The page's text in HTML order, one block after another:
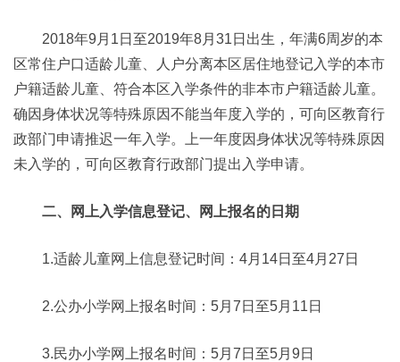
2018年9月1日至2019年8月31日出生，年满6周岁的本
区常住户口适龄儿童、人户分离本区居住地登记入学的本市
户籍适龄儿童、符合本区入学条件的非本市户籍适龄儿童。
确因身体状况等特殊原因不能当年度入学的，可向区教育行
政部门申请推迟一年入学。上一年度因身体状况等特殊原因
未入学的，可向区教育行政部门提出入学申请。
二、网上入学信息登记、网上报名的日期
1.适龄儿童网上信息登记时间：4月14日至4月27日
2.公办小学网上报名时间：5月7日至5月11日
3.民办小学网上报名时间：5月7日至5月9日